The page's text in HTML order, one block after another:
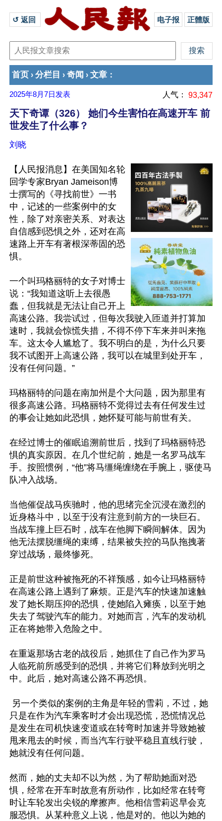
↺ 返回 电子报 正體版
首页 › 分栏目 › 奇闻 › 文章 ：
2025年8月7日 发表 人气： 93,347
天下奇谭（326） 她们今生害怕在高速开车 前
世发生了什么事？
刘晓
【人民报消息】在美国知名轮
回学专家Bryan Jameison博
士撰写的《寻找前世》一书
中，记述的一些案例中的女
性，除了对亲密关系、对表达
自信感到恐惧之外，还对在高
速路上开车有著根深蒂固的恐
惧。
一个叫玛格丽特的女子对博士
说：“我知道这听上去很愚
蠢，但我就是无法让自己开上
高速公路。我尝试过，但每次我驶入匝道并打算加
速时，我就会惊慌失措，不得不停下车来并叫来拖
车。这太令人尴尬了。我不明白的是，为什么只要
我不试图开上高速公路，我可以在城里到处开车，
没有任何问题。”
玛格丽特的问题在南加州是个大问题，因为那里有
很多高速公路。玛格丽特不觉得过去有任何发生过
的事会让她如此恐惧，她怀疑可能与前世有关。
在经过博士的催眠追溯前世后，找到了玛格丽特恐
惧的真实原因。在几个世纪前，她是一名罗马战车
手。按照惯例，“他”将马缰绳缠绕在手腕上，驱使马
队冲入战场。
当他催促战马疾驰时，他的思绪完全沉浸在激烈的
近身格斗中，以至于没有注意到前方的一块巨石。
当战车撞上巨石时，战车在他脚下瞬间解体。因为
他无法摆脱缰绳的束缚，结果被失控的马队拖拽著
穿过战场，最终惨死。
正是前世这种被拖死的不祥预感，如今让玛格丽特
在高速公路上遇到了麻烦。正是汽车的快速加速触
发了她长期压抑的恐惧，使她陷入瘫痪，以至于她
失去了驾驶汽车的能力。对她而言，汽车的发动机
正在将她带入危险之中。
在重返那场古老的战役后，她抓住了自己作为罗马
人临死前所感受到的恐惧，并将它们释放到光明之
中。此后，她对高速公路不再恐惧。
只是在作为汽车乘客时才会出现恐慌，恐慌情况总
是发生在司机快速变道或在转弯时加速并导致她被
甩来甩去的时候，而当汽车行驶平稳且直线行驶，
她就没有任何问题。
然而，她的丈夫却不以为然，为了帮助她面对恐
惧，经常在开车时故意有所动作，比如经常在转弯
时让车轮发出尖锐的摩擦声。他相信雪莉迟早会克
服恐惧。从某种意义上说，他是对的。他以为她的